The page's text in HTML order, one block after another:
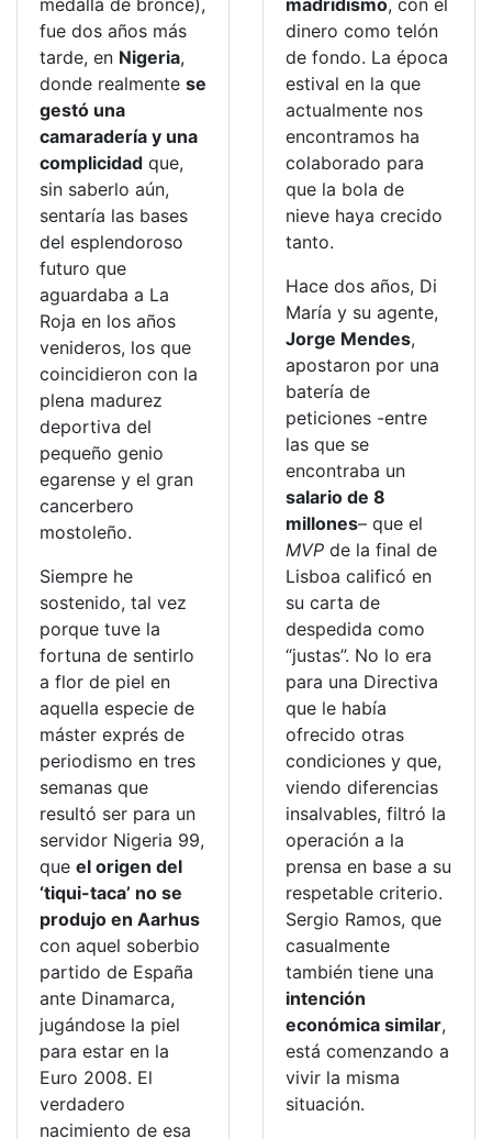
medalla de bronce),
fue dos años más
tarde, en Nigeria,
donde realmente se
gestó una
camaradería y una
complicidad que,
sin saberlo aún,
sentaría las bases
del esplendoroso
futuro que
aguardaba a La
Roja en los años
venideros, los que
coincidieron con la
plena madurez
deportiva del
pequeño genio
egarense y el gran
cancerbero
mostoleño.
Siempre he
sostenido, tal vez
porque tuve la
fortuna de sentirlo
a flor de piel en
aquella especie de
máster exprés de
periodismo en tres
semanas que
resultó ser para un
servidor Nigeria 99,
que el origen del
‘tiqui-taca’ no se
produjo en Aarhus
con aquel soberbio
partido de España
ante Dinamarca,
jugándose la piel
para estar en la
Euro 2008. El
verdadero
nacimiento de esa
madridismo, con el
dinero como telón
de fondo. La época
estival en la que
actualmente nos
encontramos ha
colaborado para
que la bola de
nieve haya crecido
tanto.
Hace dos años, Di
María y su agente,
Jorge Mendes,
apostaron por una
batería de
peticiones -entre
las que se
encontraba un
salario de 8
millones– que el
MVP de la final de
Lisboa calificó en
su carta de
despedida como
“justas”. No lo era
para una Directiva
que le había
ofrecido otras
condiciones y que,
viendo diferencias
insalvables, filtró la
operación a la
prensa en base a su
respetable criterio.
Sergio Ramos, que
casualmente
también tiene una
intención
económica similar,
está comenzando a
vivir la misma
situación.